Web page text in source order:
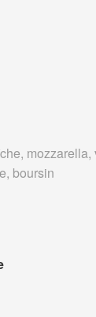
boursin